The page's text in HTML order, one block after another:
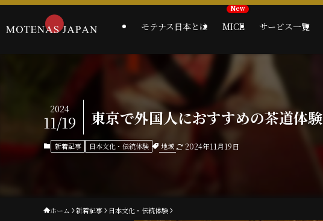
モテナス日本とは MICE サービス一覧
東京で外国人におすすめの茶道体験
2024
11/19
新着記事 日本文化・伝統体験 地域 2024年11月19日
ホーム 新着記事 日本文化・伝統体験